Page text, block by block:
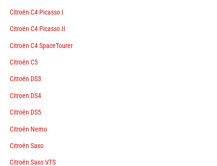
Citroën C4 Picasso I
Citroën C4 Picasso II
Citroën C4 SpaceTourer
Citroën C5
Citroën DS3
Citroen DS4
Citroën DS5
Citroën Nemo
Citroën Saxo
Citroën Saxo VTS